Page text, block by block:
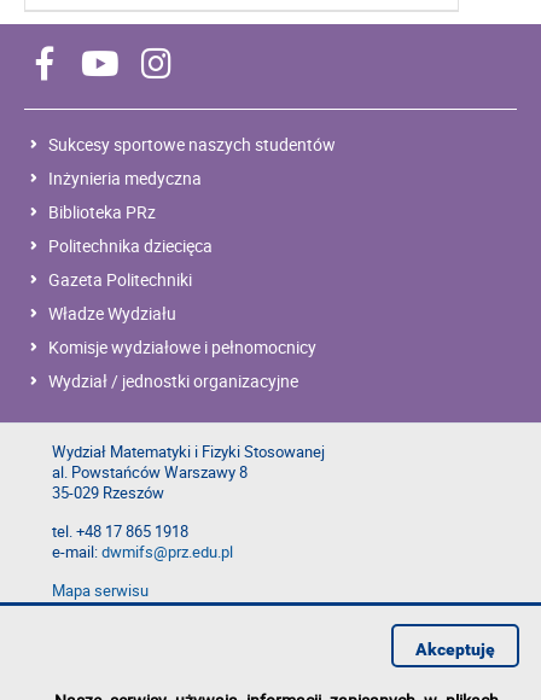
Sukcesy sportowe naszych studentów
Inżynieria medyczna
Biblioteka PRz
Politechnika dziecięca
Gazeta Politechniki
Władze Wydziału
Komisje wydziałowe i pełnomocnicy
Wydział / jednostki organizacyjne
Wydział Matematyki i Fizyki Stosowanej
al. Powstańców Warszawy 8
35-029 Rzeszów
tel. +48 17 865 1918
e-mail:dwmifs@prz.edu.pl
Mapa serwisu
Deklaracja dostępności
Akceptuję